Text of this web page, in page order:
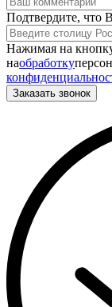
Подтвердите, что
Нажимая на
наобработку
Заказать звонок